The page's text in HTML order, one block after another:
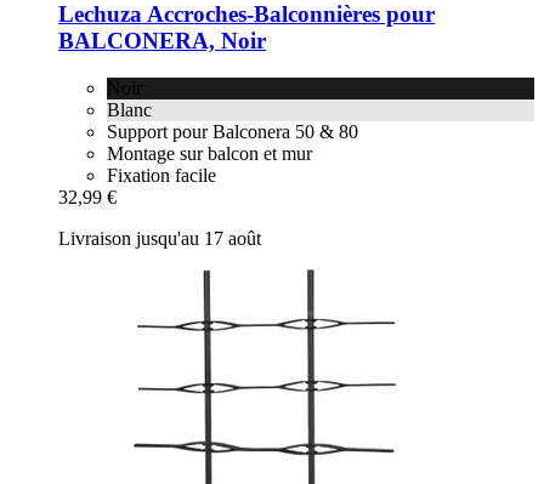
LechuzaAccroches-​Balconnières pour
BALCONERA, Noir
Noir
Blanc
Support pour Balconera 50 & 80
Montage sur balcon et mur
Fixation facile
32,99 €
Livraison jusqu'au 17 août